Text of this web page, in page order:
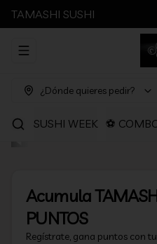
TAMASHI SUSHI
Abrir menu de navegación
¿Dónde quieres pedir?
SUSHI WEEK ⚽
Acumula
PUNTOS
Regístrate, gana puntos con